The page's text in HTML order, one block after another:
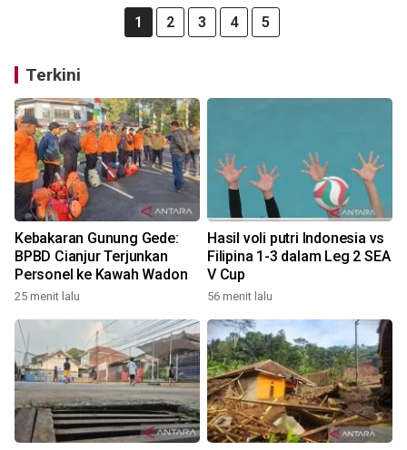
1 2 3 4 5
Terkini
Kebakaran Gunung Gede:
BPBD Cianjur Terjunkan
Personel ke Kawah Wadon
25 menit lalu
Hasil voli putri Indonesia vs
Filipina 1-3 dalam Leg 2 SEA
V Cup
56 menit lalu